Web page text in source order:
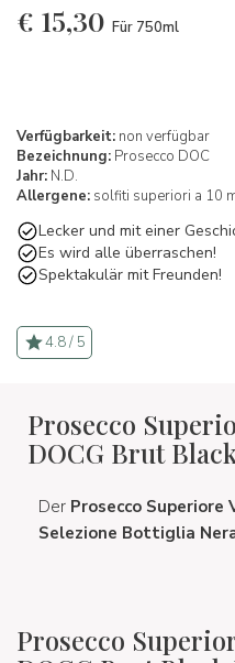
€ 15,30 Für 750ml
Verfügbarkeit: non verfügbar
Bezeichnung: Prosecco DOC
Jahr: N.D.
Allergene: solfiti superiori a 10
Lecker und mit einer
Es wird alle überraschen!
Spektakulär mit Freunden!
4.8 / 5
Prosecco
DOCG Brut
Der Prosecco Superiore
Selezione Bottiglia
Prosecco